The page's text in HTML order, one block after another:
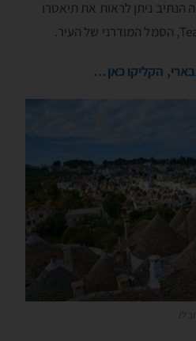
ניתן לראות את תיאטרו
הקליקו כאן…